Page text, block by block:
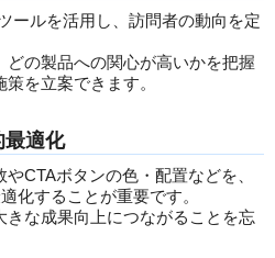
ールを活用し、訪問者の動向を定
どの製品への関心が高いかを把握
を立案できます。
最適化
CTAボタンの色・配置などを、
化することが重要です。
な成果向上につながることを忘